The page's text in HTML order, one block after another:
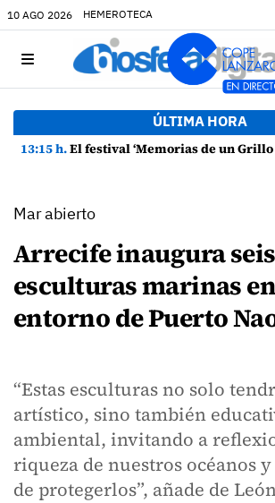
10 AGO 2026 HEMEROTECA
ÚLTIMA HORA
13:15 h.El festival ‘Memorias de un Grillo Blanco’ culmina su primera edición
Mar abierto
Arrecife inaugura seis
esculturas marinas
entorno de Puerto
“Estas esculturas no solo
artístico, sino también
ambiental, invitando a
riqueza de nuestros océanos
de protegerlos”, añade de